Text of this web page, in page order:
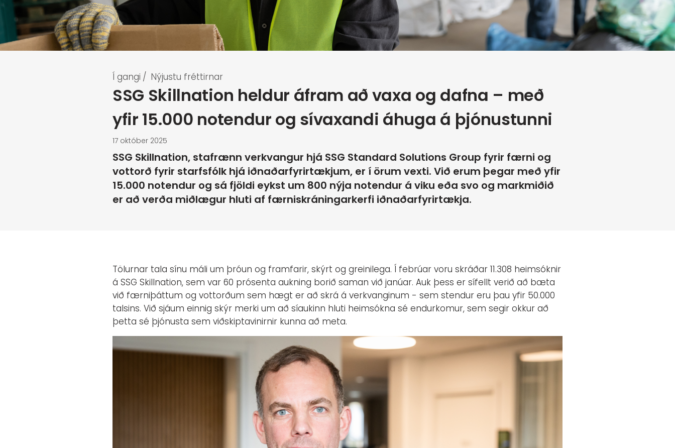
Í gangi / Nýjustu fréttirnar
SSG Skillnation heldur áfram að vaxa og dafna – með
yfir 15.000 notendur og sívaxandi áhuga á þjónustunni
17 október 2025
SSG Skillnation, stafrænn verkvangur hjá SSG Standard Solutions Group fyrir færni og
vottorð fyrir starfsfólk hjá iðnaðarfyrirtækjum, er í örum vexti. Við erum þegar með yfir
15.000 notendur og sá fjöldi eykst um 800 nýja notendur á viku eða svo og markmiðið
er að verða miðlægur hluti af færniskráningarkerfi iðnaðarfyrirtækja.
Tölurnar tala sínu máli um þróun og framfarir, skýrt og greinilega. Í febrúar voru skráðar 11.308 heimsóknir
á SSG Skillnation, sem var 60 prósenta aukning borið saman við janúar. Auk þess er sífellt verið að bæta
við færniþáttum og vottorðum sem hægt er að skrá á verkvanginum - sem stendur eru þau yfir 50.000
talsins. Við sjáum einnig skýr merki um að síaukinn hluti heimsókna sé endurkomur, sem segir okkur að
þetta sé þjónusta sem viðskiptavinirnir kunna að meta.